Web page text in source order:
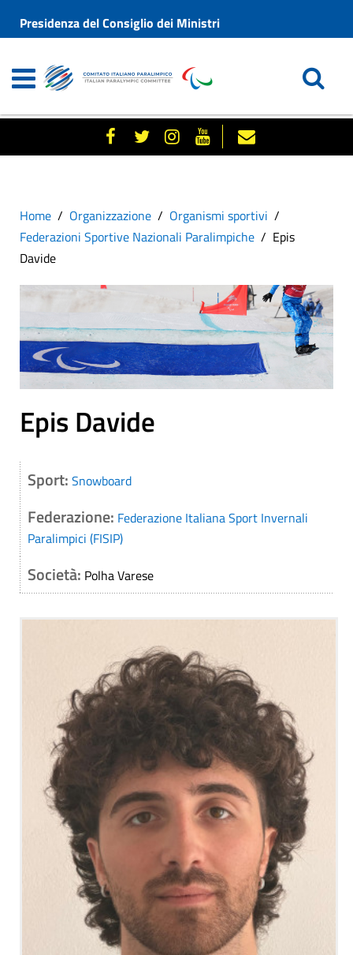
Presidenza del Consiglio dei Ministri
Home Organizzazione
Organismi sportivi
Federazioni Sportive Nazionali Paralimpiche
Epis
Davide
Epis Davide
Sport: Snowboard
Federazione: Federazione Italiana Sport Invernali
Paralimpici (FISIP)
Società: Polha Varese